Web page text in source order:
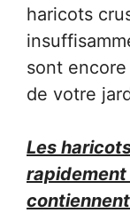
haricots
sont
de votre
Les